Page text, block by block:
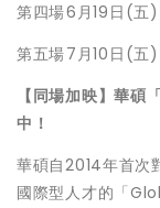
第四場6月19日(五
第五場7月10日(五
【同場加映】華
中！
華碩自2014年首次
國際型人才的「